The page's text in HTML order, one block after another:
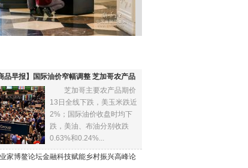
防疫降级
品早报】国际油价窄幅调整 芝加哥农产品
芝加哥主要农产品期价
13日全线下跌，美玉米跌近
2%；国际油价收盘时均下
跌，美油、布油分别收跌
0.63%和0.24%...
家博鳌论坛金融科技赋能乡村振兴高峰论